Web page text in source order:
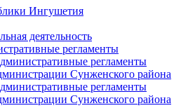
Ингушетия
деятельность
регламенты
регламенты
Сунженского района
регламенты
Сунженского района